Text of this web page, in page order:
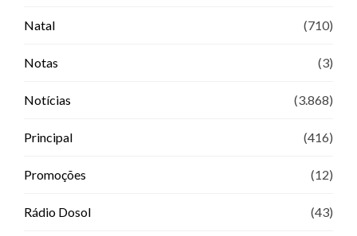
Natal (710)
Notas (3)
Notícias (3.868)
Principal (416)
Promoções (12)
Rádio Dosol (43)